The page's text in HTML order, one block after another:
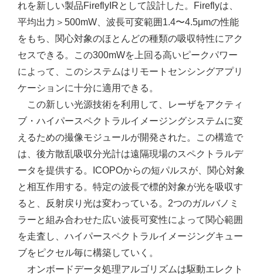
れを新しい製品FireflyIRとして設計した。Fireflyは、
平均出力＞500mW、波長可変範囲1.4〜4.5μmの性能
をもち、関心対象のほとんどの種類の吸収特性にアク
セスできる。この300mWを上回る高いピークパワー
によって、このシステムはリモートセンシングアプリ
ケーションに十分に適用できる。
この新しい光源技術を利用して、レーザをアクティ
ブ・ハイパースペクトラルイメージングシステムに変
えるための撮像モジュールが開発された。この構造で
は、後方散乱吸収分光計は遠隔現場のスペクトラルデ
ータを提供する。ICOPOからの短パルスが、関心対象
と相互作用する。特定の波長で標的対象が光を吸収す
ると、反射戻り光は変わっている。2つのガルバノミ
ラーと組み合わせた広い波長可変性によって関心範囲
を走査し、ハイパースペクトラルイメージングキュー
ブをピクセル毎に構築していく。
オンボードデータ処理アルゴリズムは駆動エレクト